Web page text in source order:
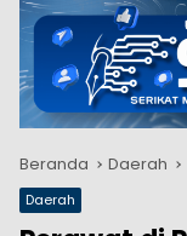
Beranda Daerah
Daerah